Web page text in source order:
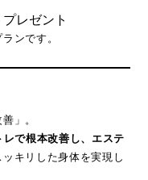
レゼント
ンです。
」。
レで根本改善し、エステ
キリした身体を実現し